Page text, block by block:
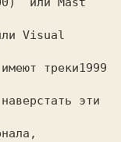
Visual
треки1999
эти